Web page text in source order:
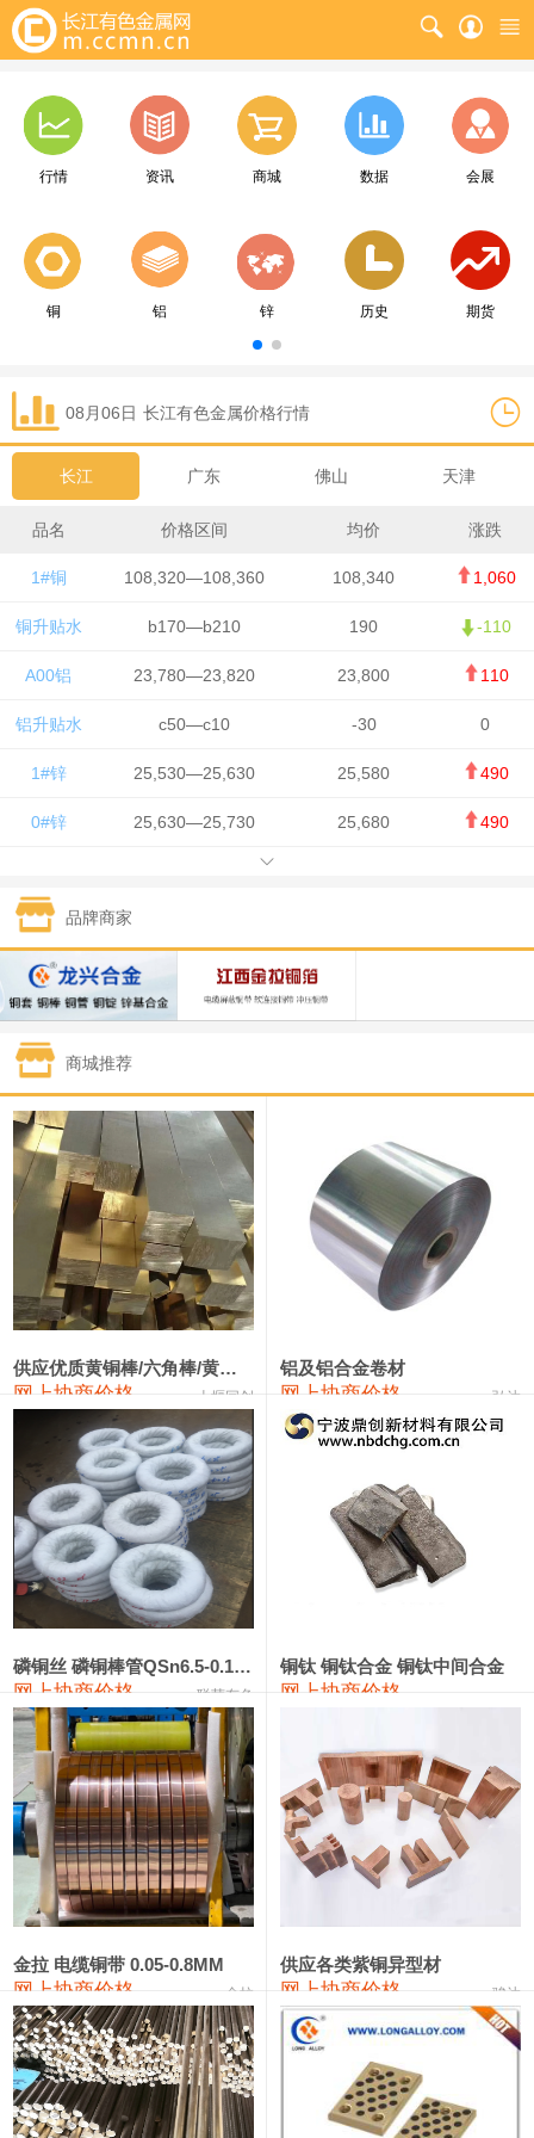
行情 资讯 商城 数据 会展
铜 铝 锌 历史 期货
08月06日 长江有色金属价格行情
长江 广东 佛山 天津
品名 价格区间 均价 涨跌
1#铜 108,320—108,360 108,340 1,060
铜升贴水 b170—b210 190 -110
A00铝 23,780—23,820 23,800 110
铝升贴水 c50—c10 -30 0
1#锌 25,530—25,630 25,580 490
0#锌 25,630—25,730 25,680 490
1#锡 434,750—436,750
1#镍 131,200—132,400
1#白银 15,170—15,180 15,175 615
钯金
1#钴 331,000—351,000
1#锑 88,000—94,000 91,000
2#锑 84,000—90,000 87,000 0
1#镁 17,000—18,000 17,500
1#电解锰(99.7%袋装) 17,900—18,100 18,000
1#电解锰 18,800—19,000 18,900
1#铬 60,000—82,000
2202#硅 14,100—14,300
553#硅 9,200—9,400 9,300
3303#硅 10,300—10,500 10,400
441#硅 9,500—9,700
金属硅553#-331# 10,000 0
漆包线 111,610—115,610 113,610
磷铜合金 110,400—117,200 113,800 1,050
无氧铜丝(硬) 109,350—109,650 109,500
R410A专用紫铜管 113,340—113,340
铸造铝合金锭(A380） 26,200—26,400 26,300 100
铝合金ADC12 24,100—24,300 100
铸造铝合金锭(ZL102) 24,100—24,300 24,200
品牌商家
商城推荐
供应优质黄铜棒/六角棒/黄铜方板
网上协商价格 十堰同创
铝及铝合金卷材
网上协商价格 弘达
磷铜丝 磷铜棒管QSn6.5-0.1 7-0.2 8-0.3
网上协商价格 联荣有色
铜钛 铜钛合金 铜钛中间合金
网上协商价格
金拉 电缆铜带 0.05-0.8MM
网上协商价格 金拉
供应各类紫铜异型材
网上协商价格 骏达